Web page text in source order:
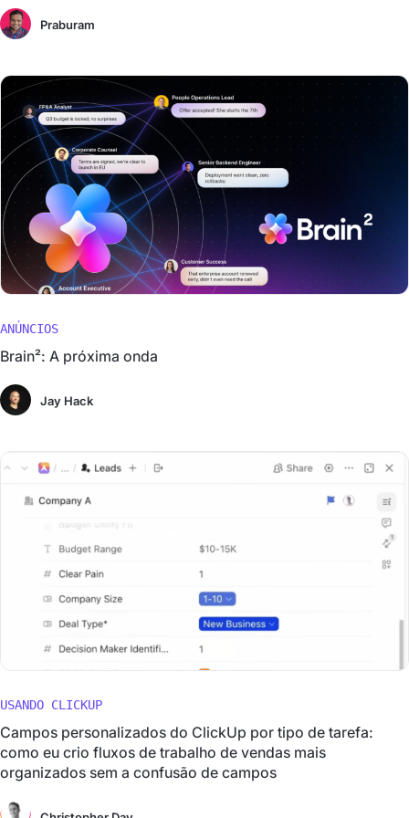
Praburam
ANÚNCIOS
Brain²: A próxima onda
Jay Hack
USANDO CLICKUP
Campos personalizados do ClickUp por tipo de tarefa:
como eu crio fluxos de trabalho de vendas mais
organizados sem a confusão de campos